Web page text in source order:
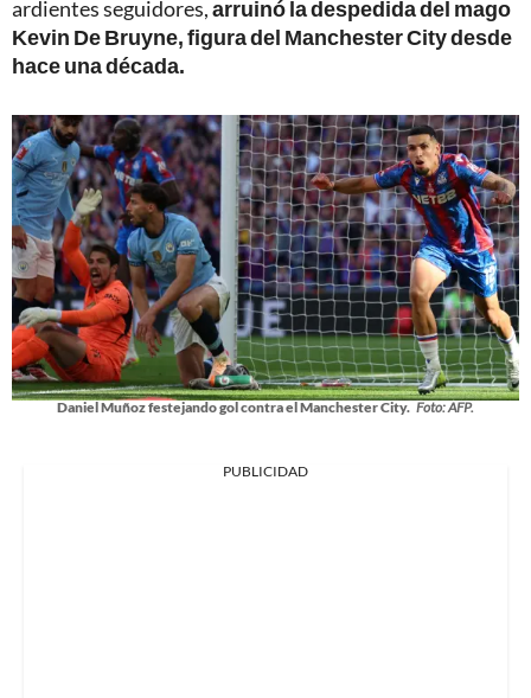
ardientes seguidores,arruinó la despedida del mago
Kevin De Bruyne, figura del Manchester City desde
hace una década.
Daniel Muñoz festejando gol contra el Manchester City. Foto: AFP.
PUBLICIDAD